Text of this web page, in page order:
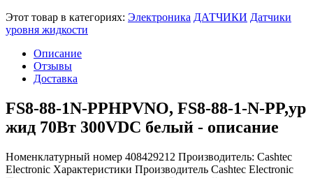
Этот товар в категориях: Электроника ДАТЧИКИ Датчики
уровня жидкости
Описание
Отзывы
Доставка
FS8-88-1N-PPHPVNO, FS8-88-1-N-PP,ур
жид 70Вт 300VDC белый - описание
Номенклатурный номер 408429212 Производитель: Cashtec
Electronic Характеристики Производитель Cashtec Electronic